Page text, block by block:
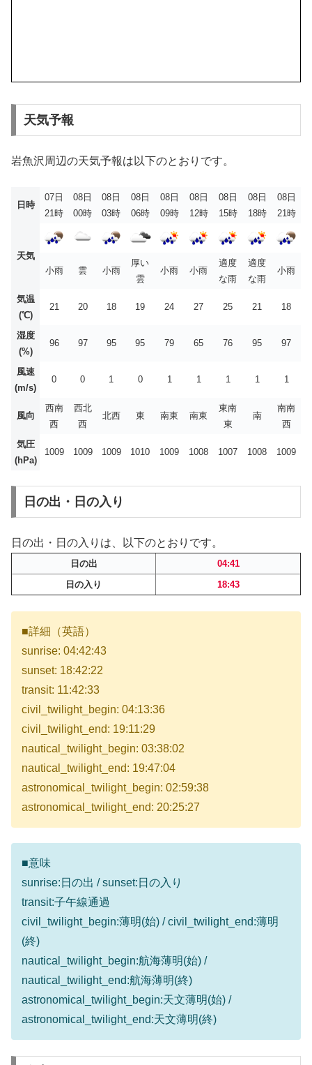
天気予報
岩魚沢周辺の天気予報は以下のとおりです。
日時
07日
21時
08日
00時
08日
03時
08日
06時
08日
09時
08日
12時
08日
15時
08日
18時
08日
21時
天気
小雨
雲 小雨
厚い
雲
小雨 小雨
適度
な雨
適度
な雨
小雨
気温
(℃)
21 20 18 19 24 27 25 21 18
湿度
(%)
96 97 95 95 79 65 76 95 97
風速
(m/s)
0 0 1 0 1 1 1 1 1
風向
西南
西
西北
西
北西 東 南東 南東
東南
東
南
南南
西
気圧
(hPa)
1009 1009 1009 1010 1009 1008 1007 1008 1009
日の出・日の入り
日の出・日の入りは、以下のとおりです。
日の出
04:41
日の入り
18:43
■詳細（英語）
sunrise: 04:42:43
sunset: 18:42:22
transit: 11:42:33
civil_twilight_begin: 04:13:36
civil_twilight_end: 19:11:29
nautical_twilight_begin: 03:38:02
nautical_twilight_end: 19:47:04
astronomical_twilight_begin: 02:59:38
astronomical_twilight_end: 20:25:27
■意味
sunrise:日の出 / sunset:日の入り
transit:子午線通過
civil_twilight_begin:薄明(始) / civil_twilight_end:薄明
(終)
nautical_twilight_begin:航海薄明(始) /
nautical_twilight_end:航海薄明(終)
astronomical_twilight_begin:天文薄明(始) /
astronomical_twilight_end:天文薄明(終)